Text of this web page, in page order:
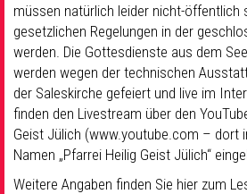
müssen natürlich leider nicht-öffentlich
gesetzlichen Regelungen in der
werden. Die Gottesdienste aus dem
werden wegen der technischen
der Saleskirche gefeiert und live im
finden den Livestream über den
Geist Jülich (www.youtube.com – dort
Namen „Pfarrei Heilig Geist Jülich“
Weitere Angaben finden Sie hier zum